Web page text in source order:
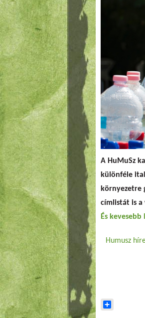
A HuMuSz
különféle
környezetre
címlistát is a
És kevesebb
Humusz